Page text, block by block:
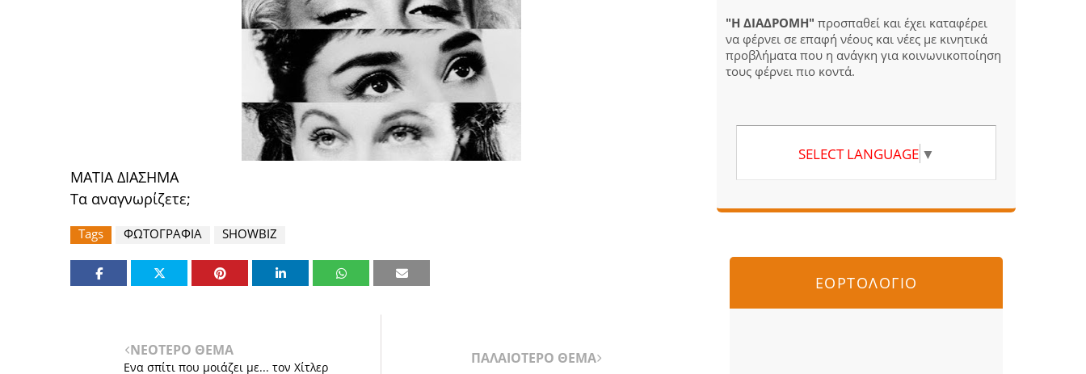
ΜΑΤΙΑ ΔΙΑΣΗΜΑ
Τα αναγνωρίζετε;
Tags ΦΩΤΟΓΡΑΦΙΑ SHOWBIZ
ΝΕΟΤΕΡΟ ΘΕΜΑ
Ενα σπίτι που μοιάζει με... τον Χίτλερ
ΠΑΛΑΙΟΤΕΡΟ ΘΕΜΑ
"Η ΔΙΑΔΡΟΜΗ" προσπαθεί και έχει καταφέρει
να φέρνει σε επαφή νέους και νέες με κινητικά
προβλήματα που η ανάγκη για κοινωνικοποίηση
τους φέρνει πιο κοντά.
SELECT LANGUAGE ▼
ΕΟΡΤΟΛΟΓΙΟ